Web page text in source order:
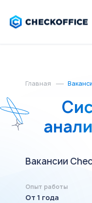
Главная
Вакансии
Опыт работы
От 1 года